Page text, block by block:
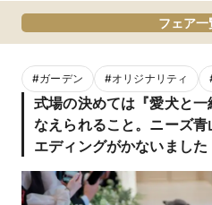
フェア一
#ガーデン #オリジナリティ
式場の決めては『愛犬と
なえられること。ニーズ
エディングがかないました